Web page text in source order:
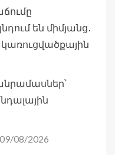
են միմյանց․
09/08/2026